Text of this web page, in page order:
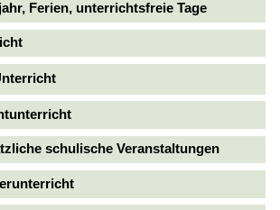
Ferien, unterrichtsfreie Tage
schulische Veranstaltungen